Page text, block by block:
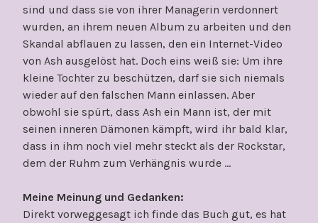
sind und dass sie von ihrer Managerin verdonnert
wurden, an ihrem neuen Album zu arbeiten und den
Skandal abflauen zu lassen, den ein Internet-Video
von Ash ausgelöst hat. Doch eins weiß sie: Um ihre
kleine Tochter zu beschützen, darf sie sich niemals
wieder auf den falschen Mann einlassen. Aber
obwohl sie spürt, dass Ash ein Mann ist, der mit
seinen inneren Dämonen kämpft, wird ihr bald klar,
dass in ihm noch viel mehr steckt als der Rockstar,
dem der Ruhm zum Verhängnis wurde …
Meine Meinung und Gedanken:
Direkt vorweggesagt ich finde das Buch gut, es hat